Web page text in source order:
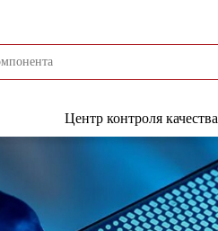
Центр контроля качества